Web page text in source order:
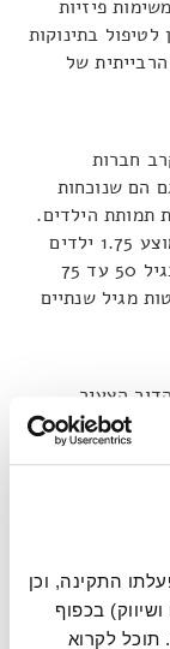
פיזיות
בתינוקות
של
חברות
הם שנוכחות
תמותת הילדים.
נמצא שנשים שגרו קרוב לאימותיהן ילדו בממוצע 1.75 ילדים
יותר מאחיותיהן שהתרחקו, ושנוכחות סבתא בגיל 50 עד 75
מגיל שנתיים
הצעיר,
מחסור
כל החלקים האלו